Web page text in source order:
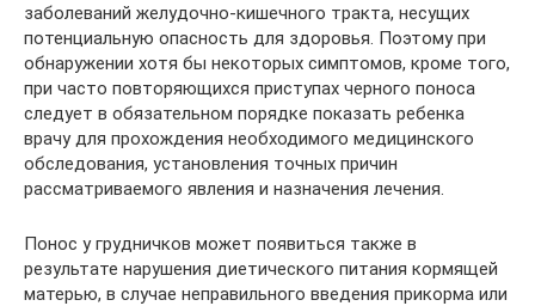
заболеваний желудочно-кишечного тракта, несущих
потенциальную опасность для здоровья. Поэтому при
обнаружении хотя бы некоторых симптомов, кроме того,
при часто повторяющихся приступах черного поноса
следует в обязательном порядке показать ребенка
врачу для прохождения необходимого медицинского
обследования, установления точных причин
рассматриваемого явления и назначения лечения.
Понос у грудничков может появиться также в
результате нарушения диетического питания кормящей
матерью, в случае неправильного введения прикорма или